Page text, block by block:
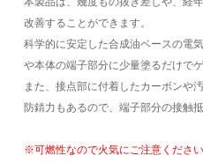
改善することができます。
科学的に安定した合成油ベースの電
や本体の端子部分に少量塗るだけで
また、接点部に付着したカーボンや
防錆力もあるので、端子部分の接触
※可燃性なので火気にご注意くださ